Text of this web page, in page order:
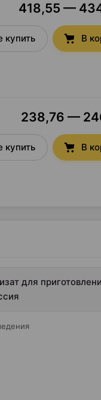
418,55 —
купить В
238,76 —
купить В
для